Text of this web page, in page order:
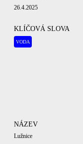
26.4.2025
KLÍČOVÁ SLOVA
VODA
NÁZEV
Lužnice